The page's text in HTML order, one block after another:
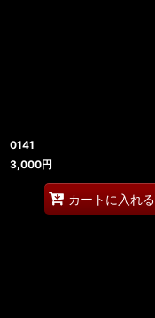
0141
3,000円
カートに入れる